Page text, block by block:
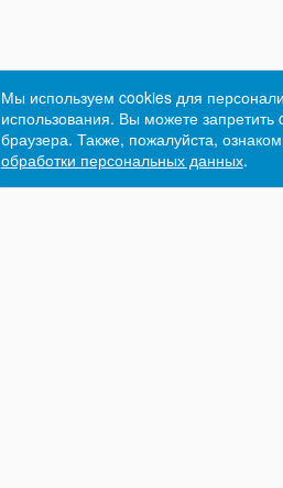
Мы используем cookies для
использования. Вы можете запретить
браузера. Также, пожалуйста,
обработки персональных данных.